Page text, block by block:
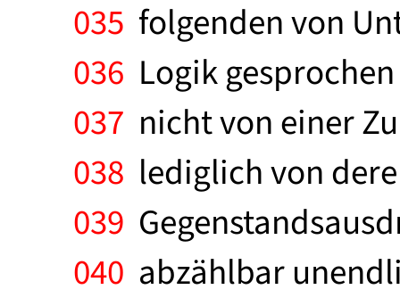
035 folgenden von
036 Logik
037 nicht von einer
038 lediglich von
039
040 abzählbar